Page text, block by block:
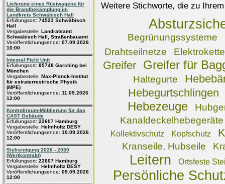
Lieferung eines Rüstwagens für
die Brandbekämpfung im
Landkreis Schwäbisch Hall
Erfüllungsort: 74523 Schwäbisch
Hall
Vergabestelle: Landratsamt
Schwäbisch Hall, Straßenbauamt
Veröffentlichungsende: 07.09.2026
10:00
Integral Field Unit
Erfüllungsort: 85748 Garching bei
München
Vergabestelle: Max-Planck-Institut
für extraterrestrische Physik
(MPE)
Veröffentlichungsende: 11.09.2026
12:00
Kontrollraum-Möblierung für das
CAST Gebäude
Erfüllungsort: 22607 Hamburg
Vergabestelle: Helmholtz DESY
Veröffentlichungsende: 10.09.2026
12:00
Sielreinigung 2026 - 2030
(Wertkontrakt)
Erfüllungsort: 22607 Hamburg
Vergabestelle: Helmholtz DESY
Veröffentlichungsende: 09.09.2026
12:00
Weitere Stichworte, die zu
Begrünungssysteme
Drahtseilnetze
Greifer Greifer für
Haltegurte
Hebegurtschlingen
Hebezeuge
Kanaldeckelhebegeräte
Kollektivschutz Kopfschutz
Kranseile, Hubseile
Leitern Ortsfeste
Persönliche